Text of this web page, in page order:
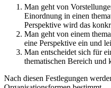
Man geht von
Einordnung in einen
Perspektive wird das
Man geht von einem
eine Perspektive ein und
Man entscheidet sich für
thematischen Bereich und
Nach diesen Festlegungen